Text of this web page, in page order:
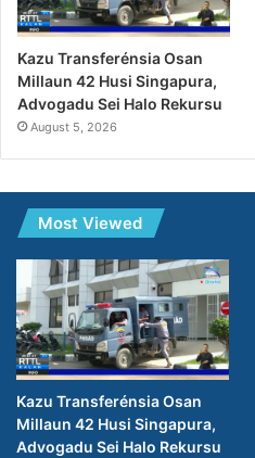
Kazu Transferénsia Osan
Millaun 42 Husi Singapura,
Advogadu Sei Halo Rekursu
August 5, 2026
Most Viewed
Kazu Transferénsia Osan
Millaun 42 Husi Singapura,
Advogadu Sei Halo Rekursu